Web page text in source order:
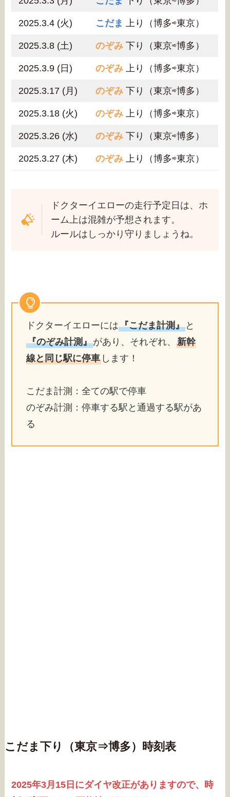
2025.3.4 (火) こだま 上り（博多⇨東京）
2025.3.8 (土) のぞみ下り（東京⇨博多）
2025.3.9 (日) のぞみ 上り（博多⇨東京）
2025.3.17 (月) のぞみ下り（東京⇨博多）
2025.3.18 (火) のぞみ 上り（博多⇨東京）
2025.3.26 (水) のぞみ 下り（東京⇨博多）
2025.3.27 (木) のぞみ 上り（博多⇨東京）
ドクターイエローの走行予定日は、ホ
ーム上は混雑が予想されます。
ルールはしっかり守りましょうね。
ドクターイエローには『こだま計測』 と
『のぞみ計測』があり、それぞれ、新幹
線と同じ駅に停車 します！
こだま計測：全ての駅で停車
のぞみ計測：停車する駅と通過する駅があ
る
こだま下り（東京⇒博多）時刻表
2025年3月15日にダイヤ改正がありますので、時